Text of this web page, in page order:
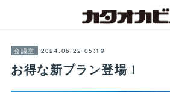
会議室 2024.06.22 05:19
お得な新プラン登場！